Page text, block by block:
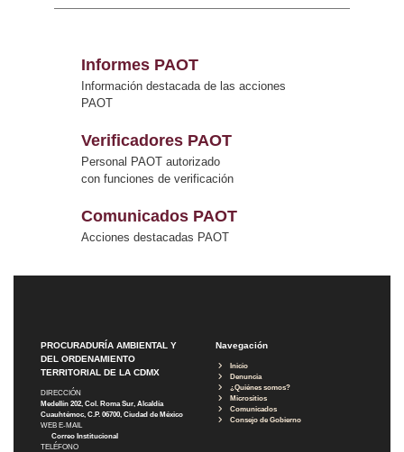
Informes PAOT
Información destacada de las acciones
PAOT
Verificadores PAOT
Personal PAOT autorizado
con funciones de verificación
Comunicados PAOT
Acciones destacadas PAOT
PROCURADURÍA AMBIENTAL Y
DEL ORDENAMIENTO
TERRITORIAL DE LA CDMX
DIRECCIÓN
Medellín 202, Col. Roma Sur, Alcaldía
Cuauhtémoc, C.P. 06700, Ciudad de México
WEB E-MAIL
Correo Institucional
TELÉFONO
Navegación
Inicio
Denuncia
¿Quiénes somos?
Micrositios
Comunicados
Consejo de Gobierno